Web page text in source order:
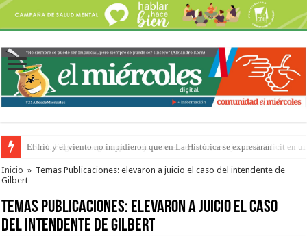
OSER: Frigerio aseguró que mejoraron el servicio, redujeron el déficit en
Inicio » Temas Publicaciones: elevaron a juicio el caso del intendente de
Gilbert
Temas Publicaciones: elevaron a juicio el caso
del intendente de Gilbert